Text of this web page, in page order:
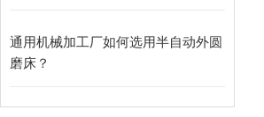
通用机械加工厂如何选用半自动外圆
磨床？